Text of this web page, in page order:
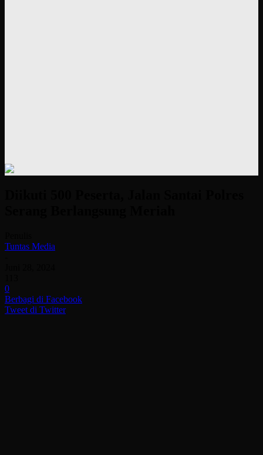
Tuntas Media
0
Berbagi di Facebook
Tweet di Twitter